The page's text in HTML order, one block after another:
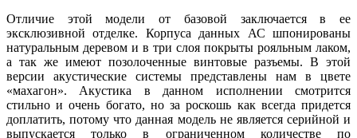
Отличие этой модели от базовой заключается в ее
эксклюзивной отделке. Корпуса данных АС шпонированы
натуральным деревом и в три слоя покрыты рояльным лаком,
а так же имеют позолоченные винтовые разъемы. В этой
версии акустические системы представлены нам в цвете
«махагон». Акустика в данном исполнении смотрится
стильно и очень богато, но за роскошь как всегда придется
доплатить, потому что данная модель не является серийной и
выпускается только в ограниченном количестве по